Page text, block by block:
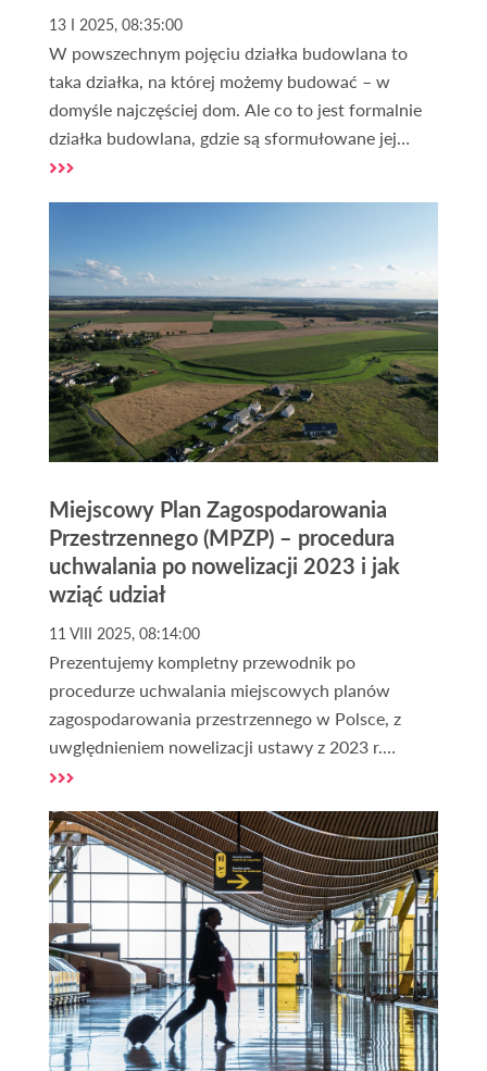
13 I 2025, 08:35:00
W powszechnym pojęciu działka budowlana to
taka działka, na której możemy budować – w
domyśle najczęściej dom. Ale co to jest formalnie
działka budowlana, gdzie są sformułowane jej
definicje i jakie niosą ze sobą konsekwencje? Na te
Miejscowy Plan Zagospodarowania
Przestrzennego (MPZP) – procedura
uchwalania po nowelizacji 2023 i jak
wziąć udział
11 VIII 2025, 08:14:00
Prezentujemy kompletny przewodnik po
procedurze uchwalania miejscowych planów
zagospodarowania przestrzennego w Polsce, z
uwględnieniem nowelizacji ustawy z 2023 r.
Dowiedz się po krótce, jakie są etapy, terminy i w
dodatkowo dajemy praktyczne porady dla
właścicieli działek i inwestorów.